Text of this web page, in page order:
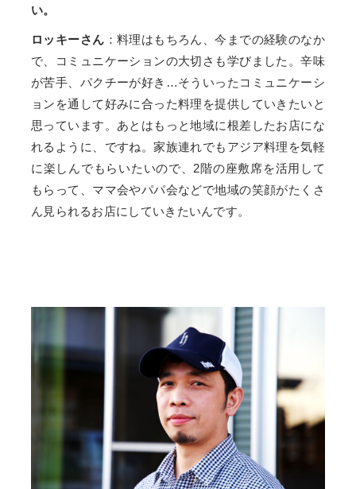
い。
ロッキーさん ：料理はもちろん、今までの経験のなか
で、コミュニケーションの大切さも学びました。辛味
が苦手、パクチーが好き…そういったコミュニケーシ
ョンを通して好みに合った料理を提供していきたいと
思っています。あとはもっと地域に根差したお店にな
れるように、ですね。家族連れでもアジア料理を気軽
に楽しんでもらいたいので、2階の座敷席を活用して
もらって、ママ会やパパ会などで地域の笑顔がたくさ
ん見られるお店にしていきたいんです。